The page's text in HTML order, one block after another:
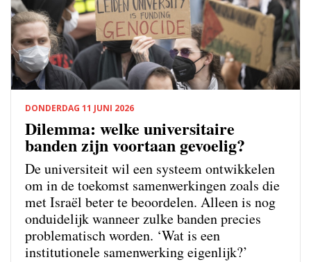
DONDERDAG 11 JUNI 2026
Dilemma: welke universitaire
banden zijn voortaan gevoelig?
De universiteit wil een systeem ontwikkelen
om in de toekomst samenwerkingen zoals die
met Israël beter te beoordelen. Alleen is nog
onduidelijk wanneer zulke banden precies
problematisch worden. ‘Wat is een
institutionele samenwerking eigenlijk?’